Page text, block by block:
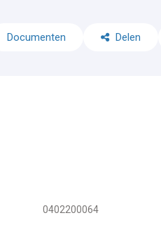
Documenten Delen
0402200064